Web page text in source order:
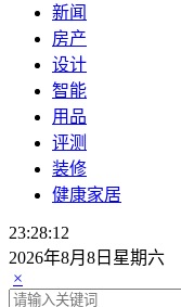
新闻
房产
设计
智能
用品
评测
装修
健康家居
23:28:13
2026年8月8日星期六
×